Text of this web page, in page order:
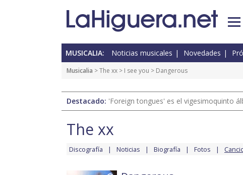
MUSICALIA: Noticias musicales Novedades
Musicalia >The xx > I see you > Dangerous
Destacado: 'Foreign tongues' es el vigesimoquinto
The xx
Discografía Noticias Biografía Fotos